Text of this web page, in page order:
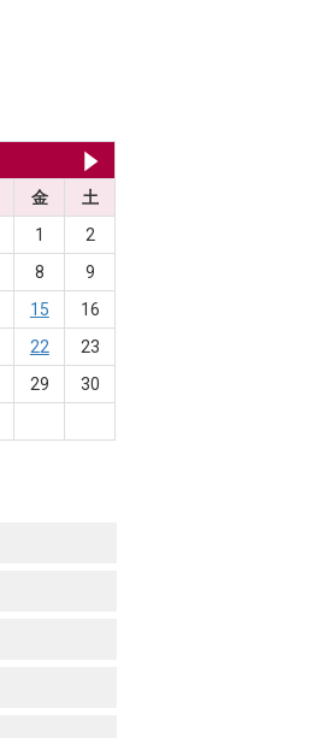
金
土
1
2
8
9
15
16
22
23
29
30